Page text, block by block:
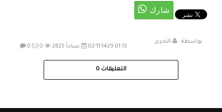
بواسطة :
التحرير
02-11-1429 01:13 صباحاً
0 0 2825
التعليقات 0